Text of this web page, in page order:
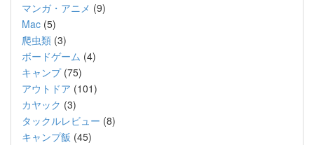
マンガ・アニメ (9)
Mac (5)
爬虫類 (3)
ボードゲーム (4)
キャンプ(75)
アウトドア (101)
カヤック (3)
タックルレビュー (8)
キャンプ飯 (45)